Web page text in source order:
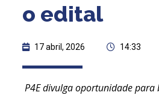
o edital
17 abril, 2026 14:33
P4E divulga oportunidade